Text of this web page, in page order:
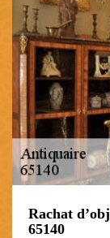
Rachat
65140